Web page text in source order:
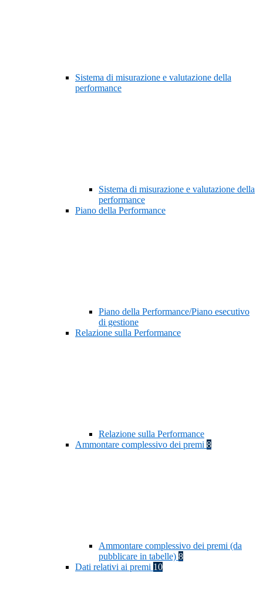
Sistema di misurazione e valutazione della
performance
Sistema di misurazione e valutazione della
performance
Piano della Performance
Piano della Performance/Piano esecutivo
di gestione
Relazione sulla Performance
Relazione sulla Performance
Ammontare complessivo dei premi 8
Ammontare complessivo dei premi (da
pubblicare in tabelle) 8
Dati relativi ai premi 10